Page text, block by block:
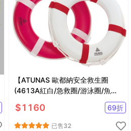
【ATUNAS 歐都納安全救生圈
(4613A紅白/急救圈/游泳圈/魚雷
$1160 69折
已售32